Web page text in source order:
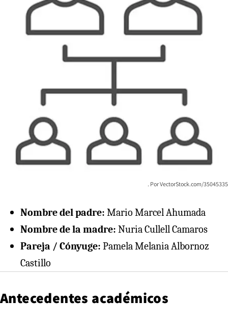
VectorStock.com/35045335
Nombre del padre: Mario Marcel Ahumada
Nombre de la madre: Nuria Cullell Camaros
Pareja / Cónyuge: Pamela Melania Albornoz
Castillo
Antecedentes académicos